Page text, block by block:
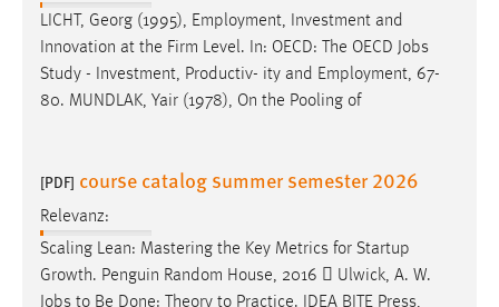
LICHT, Georg (1995), Employment, Investment and
Innovation at the Firm Level. In: OECD: The OECD Jobs
Study - Investment, Productiv- ity and Employment, 67-
80. MUNDLAK, Yair (1978), On the Pooling of
[PDF] course catalog summer semester 2026
Relevanz:
Scaling Lean: Mastering the Key Metrics for Startup
Growth. Penguin Random House, 2016  Ulwick, A. W.
Jobs to Be Done: Theory to Practice. IDEA BITE Press,
Name:
_gcl_au
Anbieter:
Google Ireland Limited
Cookie Laufzeit:
Facebook Pixel